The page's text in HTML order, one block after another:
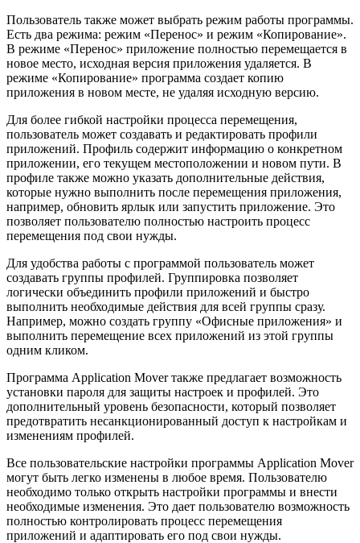
Пользователь также может выбрать режим работы программы.
Есть два режима: режим «Перенос» и режим «Копирование».
В режиме «Перенос» приложение полностью перемещается в
новое место, исходная версия приложения удаляется. В
режиме «Копирование» программа создает копию
приложения в новом месте, не удаляя исходную версию.
Для более гибкой настройки процесса перемещения,
пользователь может создавать и редактировать профили
приложений. Профиль содержит информацию о конкретном
приложении, его текущем местоположении и новом пути. В
профиле также можно указать дополнительные действия,
которые нужно выполнить после перемещения приложения,
например, обновить ярлык или запустить приложение. Это
позволяет пользователю полностью настроить процесс
перемещения под свои нужды.
Для удобства работы с программой пользователь может
создавать группы профилей. Группировка позволяет
логически объединить профили приложений и быстро
выполнить необходимые действия для всей группы сразу.
Например, можно создать группу «Офисные приложения» и
выполнить перемещение всех приложений из этой группы
одним кликом.
Программа Application Mover также предлагает возможность
установки пароля для защиты настроек и профилей. Это
дополнительный уровень безопасности, который позволяет
предотвратить несанкционированный доступ к настройкам и
изменениям профилей.
Все пользовательские настройки программы Application Mover
могут быть легко изменены в любое время. Пользователю
необходимо только открыть настройки программы и внести
необходимые изменения. Это дает пользователю возможность
полностью контролировать процесс перемещения
приложений и адаптировать его под свои нужды.